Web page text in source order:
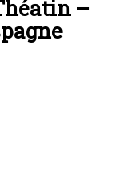
–